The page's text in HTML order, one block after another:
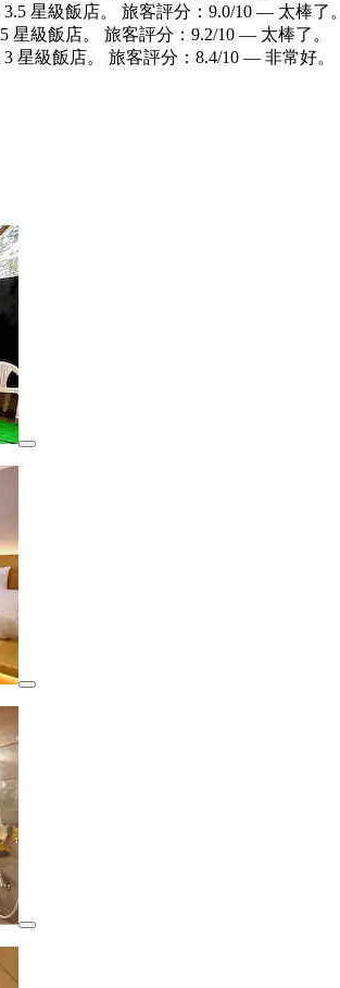
星級飯店。 旅客評分：9.0/10 — 太棒了。
級飯店。 旅客評分：9.2/10 — 太棒了。
星級飯店。 旅客評分：8.4/10 — 非常好。